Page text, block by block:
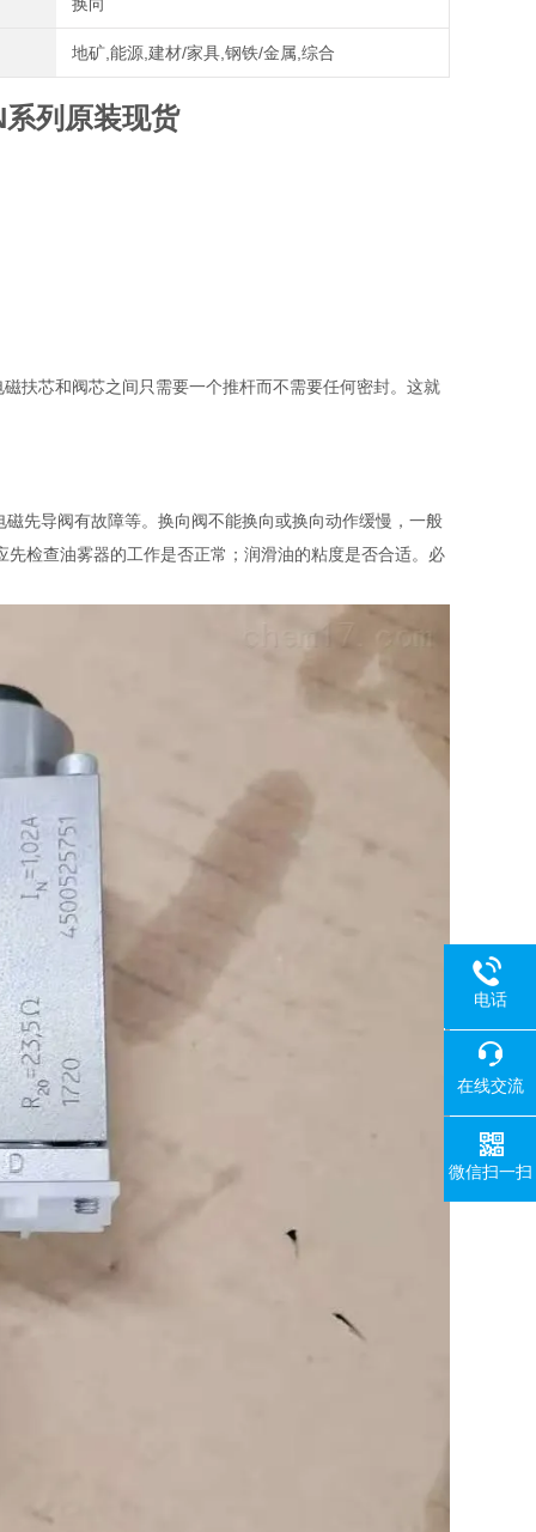
地矿,能源,建材/家具,钢铁/金属,综合
列原装现货
扶芯和阀芯之间只需要一个推杆而不需要任何密封。这就
先导阀有故障等。换向阀不能换向或换向动作缓慢，一般
检查油雾器的工作是否正常；润滑油的粘度是否合适。必
电话
在线交流
微信扫一扫